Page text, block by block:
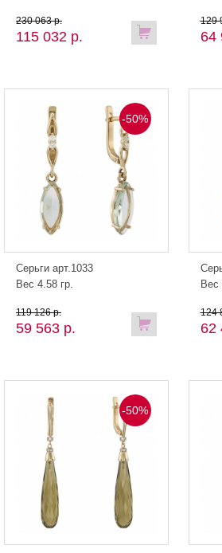
115 032 р.
230 063 р.
64
129
-50%
Серьги арт.1033
Вес 4.58 гр.
59 563 р.
119 126 р.
Вес
62
124
-50%